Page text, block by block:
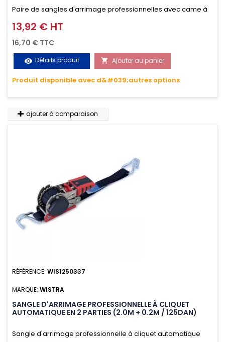
Paire de sangles d'arrimage professionnelles avec came à
griffes (3M ou 5M / 350daN), simple et rapide d'utilisation.
Permet d'arrimer et de sécuriser vos chargements pendant
le transport. Matière polyester très résistante aux UV et aux
variations de températures, n'absorbe pas l'eau.
Prix
13,92 € HT
16,70 € TTC
visibility Détails produit  Ajouter au panier
Produit disponible avec d&#039;autres options
ajouter à comparaison
RÉFÉRENCE: WIS1250337
MARQUE: WISTRA
SANGLE D'ARRIMAGE PROFESSIONNELLE À CLIQUET
AUTOMATIQUE EN 2 PARTIES (2.0M + 0.2M / 125DAN)
Sangle d'arrimage professionnelle à cliquet automatique